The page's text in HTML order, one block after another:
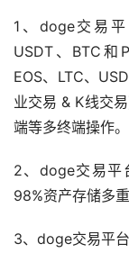
1、doge交易
USDT、BTC和
EOS、LTC、
业交易 & K线交
端等多终端操作。
2、doge交易平
98%资产存储多
3、doge交易平